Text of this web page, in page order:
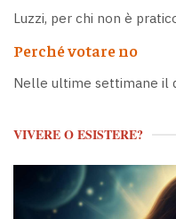
Luzzi, per chi non è
Perché votare no
Nelle ultime settimane il
VIVERE O ESISTERE?